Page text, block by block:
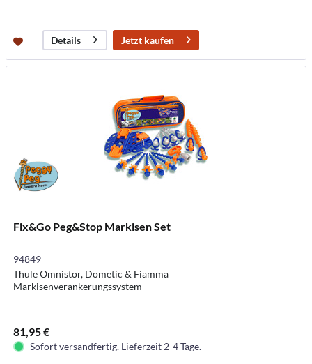
Details Jetzt kaufen
Fix&Go Peg&Stop Markisen Set
94849
Thule Omnistor, Dometic & Fiamma
Markisenverankerungssystem
81,95 €
Sofort versandfertig. Lieferzeit 2-4 Tage.